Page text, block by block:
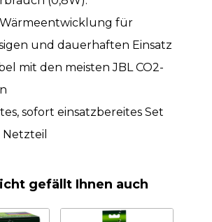
für
und dauerhaften Einsatz
mit den meisten JBL CO2-
sofort einsatzbereites Set
gefällt Ihnen auch